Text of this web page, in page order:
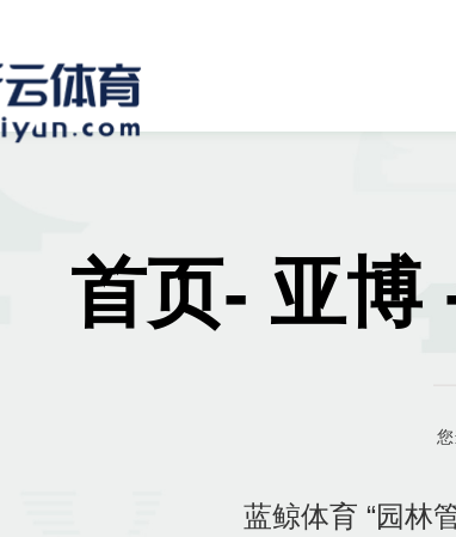
首页- 亚博
您
蓝鲸体育 “园林